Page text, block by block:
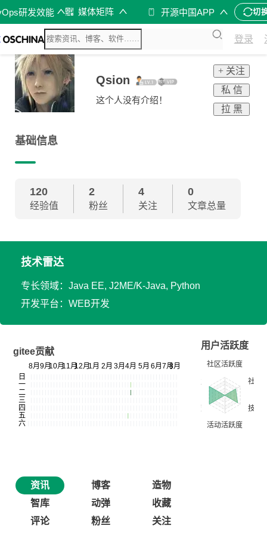
研发效能 媒体矩阵 开源中国APP 切
登录
Qsion
这个人没有介绍！
+ 关注
私 信
拉 黑
基础信息
120
经验值
2
粉丝
4
关注
0
文章总量
技术雷达
专长领域：Java EE, J2ME/K-Java, Python
开发平台：WEB开发
gitee贡献
用户活跃度
资讯 博客
造物
智库
动弹
收藏
评论
粉丝 关注